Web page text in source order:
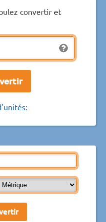
convertir et